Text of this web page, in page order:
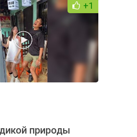
+1
природы